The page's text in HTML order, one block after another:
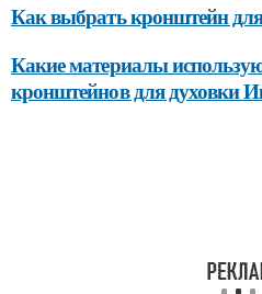
Как выбрать кронштейн
Какие материалы
кронштейнов для духовки